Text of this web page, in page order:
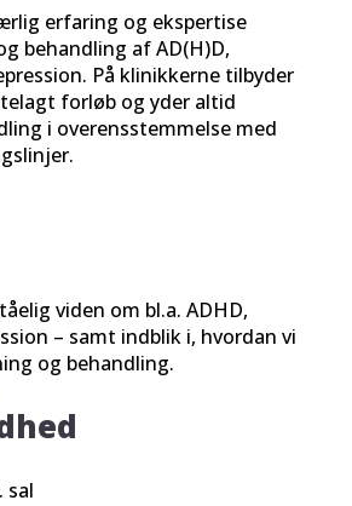
erfaring og ekspertise
behandling af AD(H)D,
På klinikkerne tilbyder
forløb og yder altid
i overensstemmelse med
viden om bl.a. ADHD,
– samt indblik i, hvordan vi
og behandling.
sal